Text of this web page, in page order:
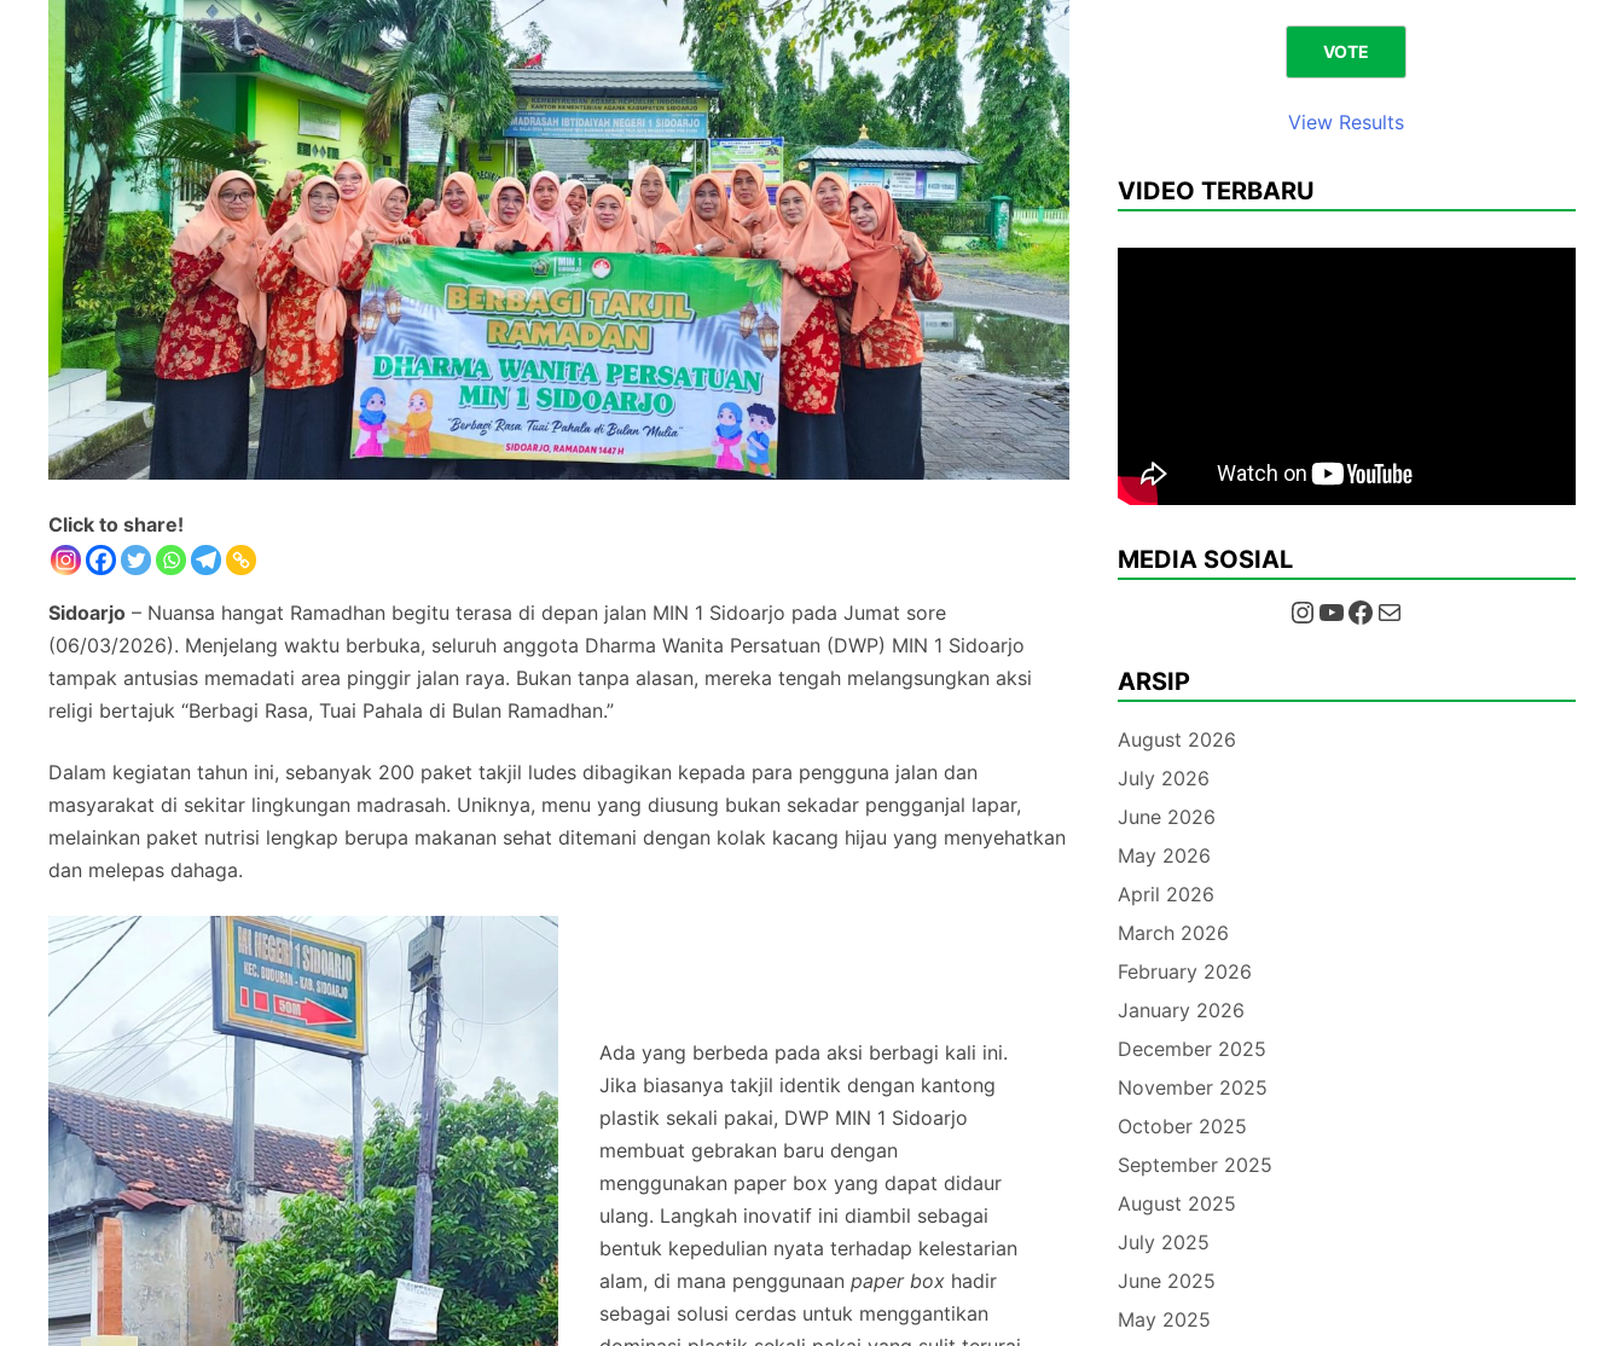
Click to share!
Sidoarjo – Nuansa hangat Ramadhan begitu terasa di depan jalan MIN 1 Sidoarjo pada Jumat sore
(06/03/2026). Menjelang waktu berbuka, seluruh anggota Dharma Wanita Persatuan (DWP) MIN 1 Sidoarjo
tampak antusias memadati area pinggir jalan raya. Bukan tanpa alasan, mereka tengah melangsungkan aksi
religi bertajuk “Berbagi Rasa, Tuai Pahala di Bulan Ramadhan.”
Dalam kegiatan tahun ini, sebanyak 200 paket takjil ludes dibagikan kepada para pengguna jalan dan
masyarakat di sekitar lingkungan madrasah. Uniknya, menu yang diusung bukan sekadar pengganjal lapar,
melainkan paket nutrisi lengkap berupa makanan sehat ditemani dengan kolak kacang hijau yang menyehatkan
dan melepas dahaga.
Ada yang berbeda pada aksi berbagi kali ini.
Jika biasanya takjil identik dengan kantong
plastik sekali pakai, DWP MIN 1 Sidoarjo
membuat gebrakan baru dengan
menggunakan paper box yang dapat didaur
ulang. Langkah inovatif ini diambil sebagai
bentuk kepedulian nyata terhadap kelestarian
alam, di mana penggunaanpaper box hadir
sebagai solusi cerdas untuk menggantikan
View Results
VIDEO TERBARU
MEDIA SOSIAL
InstagramYouTube Facebook Mail
ARSIP
August 2026
July 2026
June 2026
May 2026
April 2026
March 2026
February 2026
January 2026
December 2025
November 2025
October 2025
September 2025
August 2025
July 2025
June 2025
May 2025